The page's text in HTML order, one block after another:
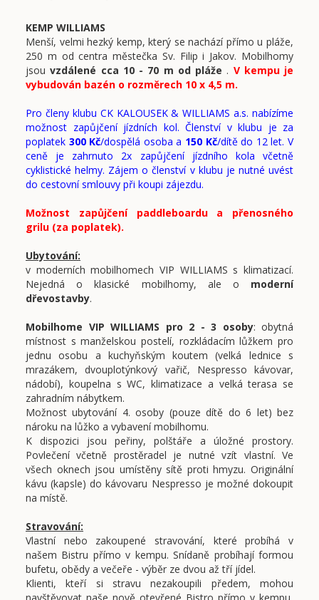
KEMP WILLIAMS
Menší, velmi hezký kemp, který se nachází přímo u pláže,
250 m od centra městečka Sv. Filip i Jakov. Mobilhomy
jsouvzdálené cca 10 - 70 m od pláže . V kempu je
vybudován bazén o rozměrech 10 x 4,5 m.
Pro členy klubu CK KALOUSEK & WILLIAMS a.s. nabízíme
možnost zapůjčení jízdních kol. Členství v klubu je za
poplatek 300 Kč/dospělá osoba a 150 Kč/dítě do 12 let. V
ceně je zahrnuto 2x zapůjčení jízdního kola včetně
cyklistické helmy. Zájem o členství v klubu je nutné uvést
do cestovní smlouvy při koupi zájezdu.
Možnost zapůjčení paddleboardu a přenosného
grilu (za poplatek).
Ubytování:
v moderních mobilhomech VIP WILLIAMS s klimatizací.
Nejedná o klasické mobilhomy, ale o moderní
dřevostavby.
Mobilhome VIP WILLIAMS pro 2 - 3 osoby: obytná
místnost s manželskou postelí, rozkládacím lůžkem pro
jednu osobu a kuchyňským koutem (velká lednice s
mrazákem, dvouplotýnkový vařič, Nespresso kávovar,
nádobí), koupelna s WC, klimatizace a velká terasa se
zahradním nábytkem.
Možnost ubytování 4. osoby (pouze dítě do 6 let) bez
nároku na lůžko a vybavení mobilhomu.
K dispozici jsou peřiny, polštáře a úložné prostory.
Povlečení včetně prostěradel je nutné vzít vlastní. Ve
všech oknech jsou umístěny sítě proti hmyzu. Originální
kávu (kapsle) do kávovaru Nespresso je možné dokoupit
na místě.
Stravování:
Vlastní nebo zakoupené stravování, které probíhá v
našem Bistru přímo v kempu. Snídaně probíhají formou
bufetu, obědy a večeře - výběr ze dvou až tří jídel.
Klienti, kteří si stravu nezakoupili předem, mohou